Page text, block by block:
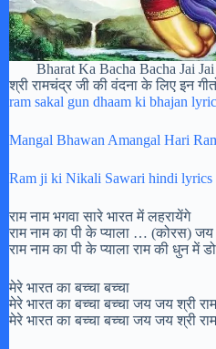
Bharat Ka Bacha Bacha Jai
श्री रामचंद्र जी की वंदना के लिए इन
ram sakal gun dhaam ki bhajan
Mangal Bhawan Amangal Hari
Ram ji ki Nikali Sawari hindi lyrics
राम नाम भगवा सारे भारत में लहरायेंगे
राम नाम का पी के प्याला … (कोरस) जय
राम नाम का पी के प्याला राम की धुन
मेरे भारत का बच्चा बच्चा
मेरे भारत का बच्चा बच्चा जय जय श्री
मेरे भारत का बच्चा बच्चा जय जय श्री